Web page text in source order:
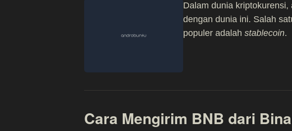
Dalam dunia
dengan dunia ini. Salah
populer adalah stablecoin.
Cara Mengirim BNB dari